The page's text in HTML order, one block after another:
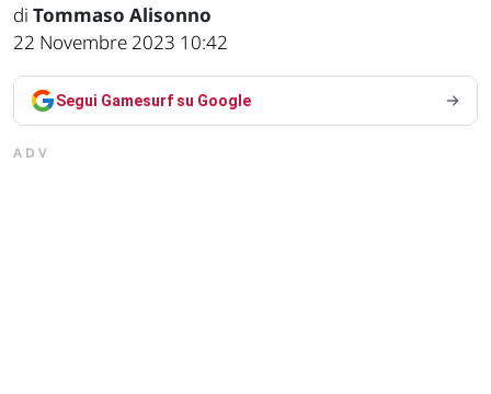
di Tommaso Alisonno
22 Novembre 2023 10:42
Segui Gamesurf su Google
ADV